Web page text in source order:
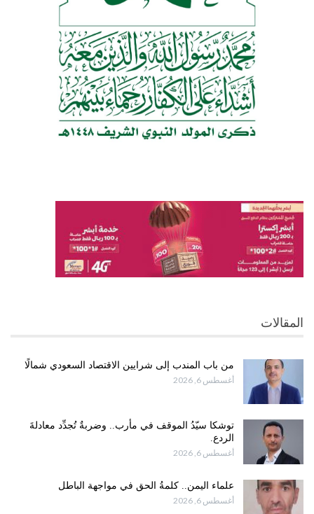
المقالات
من باب المندب إلى شرايين الاقتصاد السعودي شمالًا
أغسطس 6, 2026
توشكا سيّدُ الموقف في مأرب.. وضربةٌ تُجدِّد معادلةَ
الردع.
أغسطس 6, 2026
علماء اليمن.. كلمةُ الحق في مواجهة الباطل
أغسطس 6, 2026